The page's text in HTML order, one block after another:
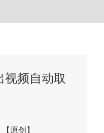
视频自动取
原创】